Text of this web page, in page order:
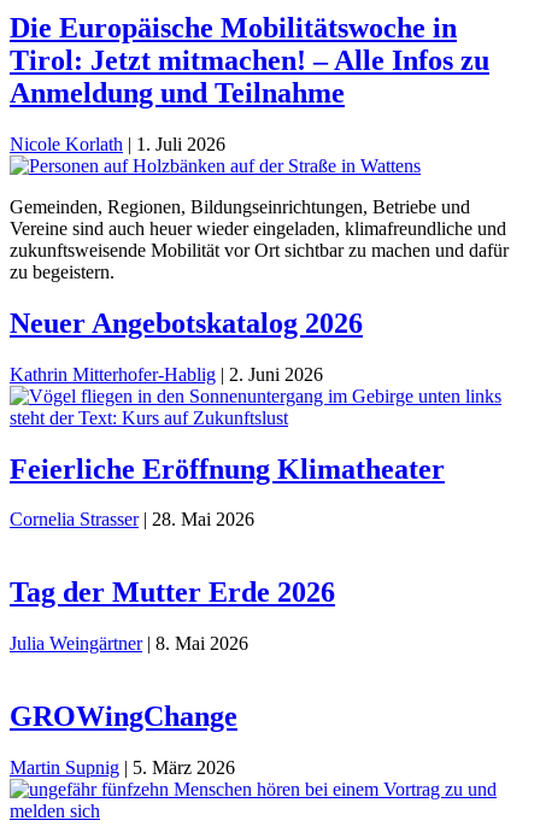
Die Europäische Mobilitätswoche in
Tirol: Jetzt mitmachen! – Alle Infos zu
Anmeldung und Teilnahme
Nicole Korlath | 1. Juli 2026
Gemeinden, Regionen, Bildungseinrichtungen, Betriebe und
Vereine sind auch heuer wieder eingeladen, klimafreundliche und
zukunftsweisende Mobilität vor Ort sichtbar zu machen und dafür
zu begeistern.
Neuer Angebotskatalog 2026
Kathrin Mitterhofer-Hablig | 2. Juni 2026
Feierliche Eröffnung Klimatheater
Cornelia Strasser | 28. Mai 2026
Tag der Mutter Erde 2026
Julia Weingärtner | 8. Mai 2026
GROWingChange
Martin Supnig | 5. März 2026